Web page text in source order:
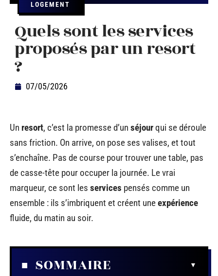
LOGEMENT
Quels sont les services
proposés par un resort
?
07/05/2026
Un resort, c’est la promesse d’un séjourqui se déroule
sans friction. On arrive, on pose ses valises, et tout
s’enchaîne. Pas de course pour trouver une table, pas
de casse-tête pour occuper la journée. Le vrai
marqueur, ce sont les services pensés comme un
ensemble : ils s’imbriquent et créent uneexpérience
fluide, du matin au soir.
SOMMAIRE